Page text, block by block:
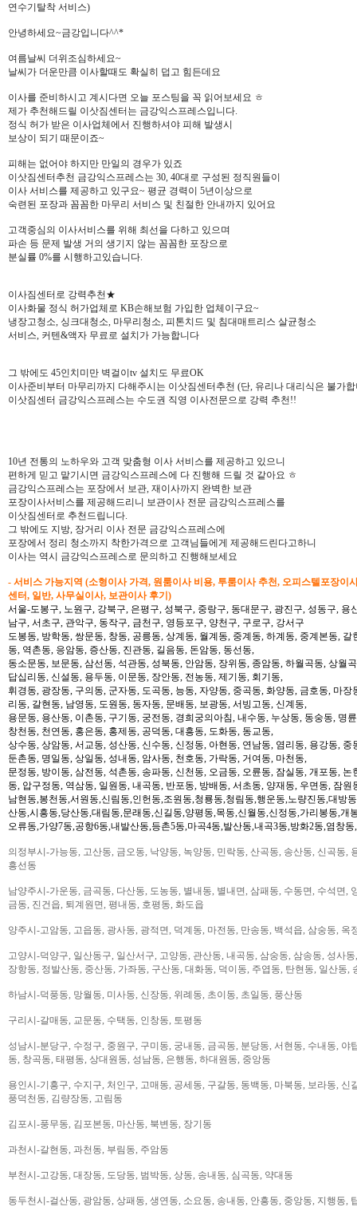
연수기탈착 서비스)
안녕하세요~금강입니다^^*
여름날씨 더위조심하세요~
날씨가 더운만큼 이사할때도 확실히 덥고 힘든데요
이사를 준비하시고 계시다면 오늘 포스팅을 꼭 읽어보세요 ㅎ
제가 추천해드릴 이삿짐센터는 금강익스프레스입니다.
정식 허가 받은 이사업체에서 진행하셔야 피해 발생시
보상이 되기 때문이죠~
피해는 없어야 하지만 만일의 경우가 있죠
이삿짐센터추천 금강익스프레스는 30, 40대로 구성된 정직원들이
이사 서비스를 제공하고 있구요~ 평균 경력이 5년이상으로
숙련된 포장과 꼼꼼한 마무리 서비스 및 친절한 안내까지 있어요
고객중심의 이사서비스를 위해 최선을 다하고 있으며
파손 등 문제 발생 거의 생기지 않는 꼼꼼한 포장으로
분실률 0%를 시행하고있습니다.
이사짐센터로 강력추천★
이사화물 정식 허가업체로 KB손해보험 가입한 업체이구요~
냉장고청소, 싱크대청소, 마무리청소, 피톤치드 및 침대매트리스 살균청소
서비스, 커텐&액자 무료로 설치가 가능합니다
그 밖에도 45인치미만 벽걸이tv 설치도 무료OK
이사준비부터 마무리까지 다해주시는 이삿짐센터추천 (단, 유리나 대리식은 불가
이삿짐센터 금강익스프레스는 수도권 직영 이사전문으로 강력 추천!!
10년 전통의 노하우와 고객 맞춤형 이사 서비스를 제공하고 있으니
편하게 믿고 맡기시면 금강익스프레스에 다 진행해 드릴 것 같아요 ㅎ
금강익스프레스는 포장에서 보관, 재이사까지 완벽한 보관
포장이사서비스를 제공해드리니 보관이사 전문 금강익스프레스를
이삿짐센터로 추천드립니다.
그 밖에도 지방, 장거리 이사 전문 금강익스프레스에
포장에서 정리 청소까지 착한가격으로 고객님들에게 제공해드린다고하니
이사는 역시 금강익스프레스로 문의하고 진행해보세요
- 서비스 가능지역 (소형이사 가격, 원룸이사 비용, 투룸이사 추천, 오피스텔포장이
센터, 일반, 사무실이사, 보관이사 후기)
서울-도봉구, 노원구, 강북구, 은평구, 성북구, 중랑구, 동대문구, 광진구, 성동구,
남구, 서초구, 관악구, 동작구, 금천구, 영등포구, 양천구, 구로구, 강서구
도봉동, 방학동, 쌍문동, 창동, 공릉동, 상계동, 월계동, 중계동, 하계동, 중계본동,
동, 역촌동, 응암동, 증산동, 진관동, 길음동, 돈암동, 동선동,
동소문동, 보문동, 삼선동, 석관동, 성북동, 안암동, 장위동, 종암동, 하월곡동, 상월
답십리동, 신설동, 용두동, 이문동, 장안동, 전농동, 제기동, 회기동,
휘경동, 광장동, 구의동, 군자동, 도곡동, 능동, 자양동, 중곡동, 화양동, 금호동, 마
리동, 갈현동, 남영동, 도원동, 동자동, 문배동, 보광동, 서빙고동, 신계동,
용문동, 용산동, 이촌동, 구기동, 궁전동, 경희궁의아침, 내수동, 누상동, 동숭동, 명
창천동, 천연동, 홍은동, 홍제동, 공덕동, 대흥동, 도화동, 동교동,
상수동, 상암동, 서교동, 성산동, 신수동, 신정동, 아현동, 연남동, 염리동, 용강동,
둔촌동, 명일동, 상일동, 성내동, 암사동, 천호동, 가락동, 거여동, 마천동,
문정동, 방이동, 삼전동, 석촌동, 송파동, 신천동, 오금동, 오륜동, 잠실동, 개포동,
동, 압구정동, 역삼동, 일원동, 내곡동, 반포동, 방배동, 서초동, 양재동, 우면동, 잠원
남현동,봉천동,서원동,신림동,인헌동,조원동,청룡동,청림동,행운동,노량진동,대방
산동,시흥동,당산동,대림동,문래동,신길동,양평동,목동,신월동,신정동,가리봉동,개
오류동,가양7동,공항6동,내발산동,등촌5동,마곡4동,발산동,내곡3동,방화2동,염창동
의정부시-가능동, 고산동, 금오동, 낙양동, 녹양동, 민락동, 산곡동, 송산동, 신곡동,
흥선동
남양주시-가운동, 금곡동, 다산동, 도농동, 별내동, 별내면, 삼패동, 수동면, 수석면,
금동, 진건읍, 퇴계원면, 평내동, 호평동, 화도읍
양주시-고암동, 고읍동, 광사동, 광적면, 덕계동, 마전동, 만송동, 백석읍, 삼숭동, 옥
고양시-덕양구, 일산동구, 일산서구, 고양동, 관산동, 내곡동, 삼숭동, 삼송동, 성사
장항동, 정발산동, 중산동, 가좌동, 구산동, 대화동, 덕이동, 주엽동, 탄현동, 일산동,
하남시-덕풍동, 망월동, 미사동, 신장동, 위례동, 초이동, 초일동, 풍산동
구리시-갈매동, 교문동, 수택동, 인창동, 토평동
성남시-분당구, 수정구, 중원구, 구미동, 궁내동, 금곡동, 분당동, 서현동, 수내동,
동, 창곡동, 태평동, 상대원동, 성남동, 은행동, 하대원동, 중앙동
용인시-기흥구, 수지구, 처인구, 고매동, 공세동, 구갈동, 동백동, 마북동, 보라동,
풍덕천동, 김량장동, 고림동
김포시-풍무동, 김포본동, 마산동, 북변동, 장기동
과천시-갈현동, 과천동, 부림동, 주암동
부천시-고강동, 대장동, 도당동, 범박동, 상동, 송내동, 심곡동, 약대동
동두천시-걸산동, 광암동, 상패동, 생연동, 소요동, 송내동, 안흥동, 중앙동, 지행동,